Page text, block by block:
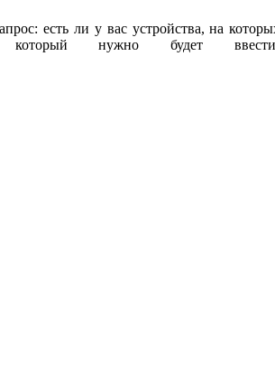
есть ли у вас устройства, на
который нужно будет